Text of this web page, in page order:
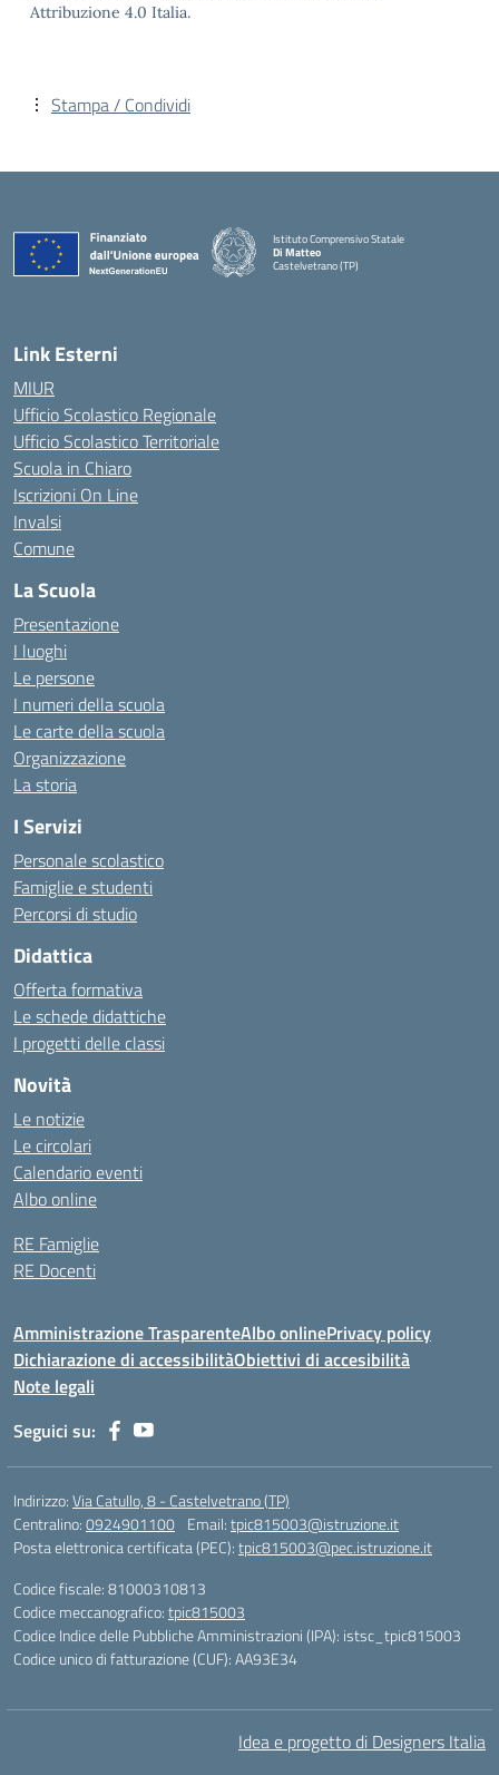
Attribuzione 4.0 Italia.
Stampa / Condividi
Istituto Comprensivo Statale
Di Matteo
Castelvetrano (TP)
Link Esterni
MIUR
Ufficio Scolastico Regionale
Ufficio Scolastico Territoriale
Scuola in Chiaro
Iscrizioni On Line
Invalsi
Comune
La Scuola
Presentazione
I luoghi
Le persone
I numeri della scuola
Le carte della scuola
Organizzazione
La storia
I Servizi
Personale scolastico
Famiglie e studenti
Percorsi di studio
Didattica
Offerta formativa
Le schede didattiche
I progetti delle classi
Novità
Le notizie
Le circolari
Calendario eventi
Albo online
RE Famiglie
RE Docenti
Amministrazione TrasparenteAlbo onlinePrivacy policy
Dichiarazione di accessibilitàObiettivi di accesibilità
Note legali
Seguici su:
Indirizzo:Via Catullo, 8 - Castelvetrano (TP)
Centralino:0924901100 Email:tpic815003@istruzione.it
Posta elettronica certificata (PEC):tpic815003@pec.istruzione.it
Codice fiscale: 81000310813
Codice meccanografico:tpic815003
Codice Indice delle Pubbliche Amministrazioni (IPA): istsc_tpic815003
Codice unico di fatturazione (CUF): AA93E34
Idea e progetto di Designers Italia